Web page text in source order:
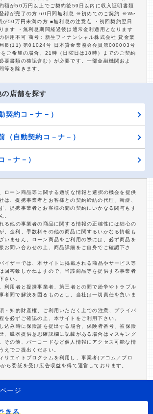
額が50万円以上でご契約後59日以内に収入証明書類
録が完了の方 60日間無利息 ※初めてのご契約 ※We
が50万円未満の方 ■無利息の注意点 ・初回契約翌日
ます ・無利息期間経過後は通常金利適用となります
併用不可 商号：新生フィナンシャル株式会社 貸金業
長(11) 第01024号 日本貸金業協会会員第000003号
ご希望の場合、21時（日曜日は18時）までのご契約
要書類の確認含む）が必要です。一部金融機関およ
等を除きます。
の店舗を探す
契約コ－ナ－）
（自動契約コ－ナ－）
－ナ－）
ローン商品等に関する適切な情報と選択の機会を提供
は、提携事業者とお客様との契約締結の代理、斡旋、
、提携事業者とお客様の間の契約にいかなる関与もす
。
る他の事業者の商品に関する情報の正確性には細心の
、金利、手数料その他の商品に関するいかなる情報も
いません。ローン商品をご利用の際には、必ず商品を
お問い合わせの上、商品詳細をご自身でご確認下さ
イザーでは、本サイトに掲載される商品やサービス等
回答致しかねますので、当該商品等を提供する事業者
さい。
利用者と提携事業者、第三者との間で紛争やトラブル
者間で解決を図るものとし、当社は一切責任を負いま
・知的財産権、ご利用いただく上での注意、プライバ
を必ずご確認の上、本サイトをご利用下さい。
込み時に保険証を提出する場合、保険者番号、被保険
、臓器提供意思確認欄に記載がある場合はマスキング
その他、バーコードなど個人情報にアクセス可能な情
えでご提出ください。
リエイトプログラムを利用し、事業者(アコム／プロ
ら委託を受け広告収益を得て運営しております。
ージ